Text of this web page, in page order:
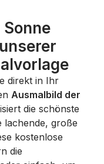
Sonne
direkt in Ihr
Ausmalbild der
die schönste
lachende, große
kostenlose
die